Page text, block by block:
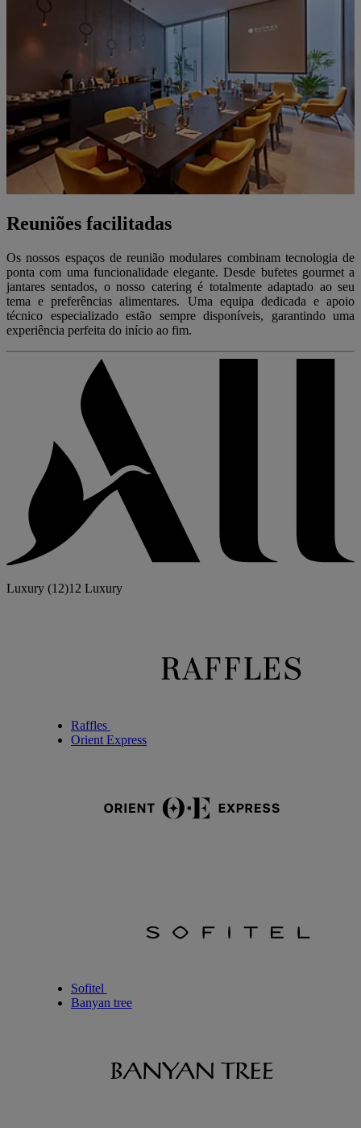
Reuniões facilitadas
Os nossos espaços de reunião modulares combinam tecnologia de
ponta com uma funcionalidade elegante. Desde bufetes gourmet a
jantares sentados, o nosso catering é totalmente adaptado ao seu
tema e preferências alimentares. Uma equipa dedicada e apoio
técnico especializado estão sempre disponíveis, garantindo uma
experiência perfeita do início ao fim.
Luxury (12)12 Luxury
Raffles
Orient Express
Sofitel
Banyan tree